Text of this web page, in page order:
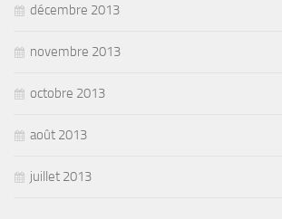
décembre 2013
novembre 2013
octobre 2013
août 2013
juillet 2013